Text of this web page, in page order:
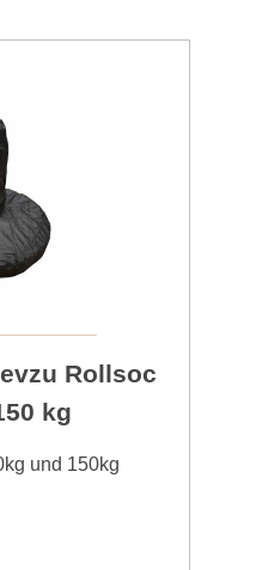
Rollsoc
kg
und 150kg